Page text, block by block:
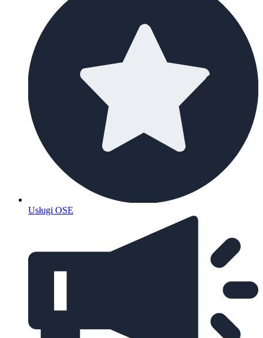
Usługi OSE